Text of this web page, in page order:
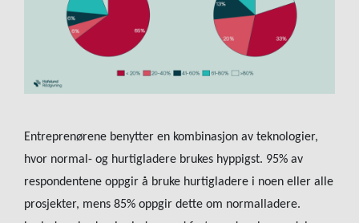
Entreprenørene benytter en kombinasjon av teknologier,
hvor normal- og hurtigladere brukes hyppigst. 95% av
respondentene oppgir å bruke hurtigladere i noen eller alle
prosjekter, mens 85% oppgir dette om normalladere.